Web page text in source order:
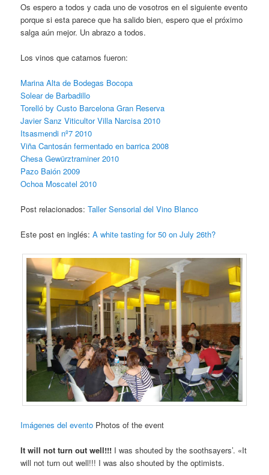
Os espero a todos y cada uno de vosotros en el siguiente evento
porque si esta parece que ha salido bien, espero que el próximo
salga aún mejor. Un abrazo a todos.
Los vinos que catamos fueron:
Marina Alta de Bodegas Bocopa
Solear de Barbadillo
Torelló by Custo Barcelona Gran Reserva
Javier Sanz Viticultor Villa Narcisa 2010
Itsasmendi nº7 2010
Viña Cantosán fermentado en barrica 2008
Chesa Gewürztraminer 2010
Pazo Baión 2009
Ochoa Moscatel 2010
Post relacionados:Taller Sensorial del Vino Blanco
Este post en inglés:A white tasting for 50 on July 26th?
Imágenes del evento Photos of the event
It will not turn out well!!! I was shouted by the soothsayers’. «It
will not turn out well!!! I was also shouted by the optimists.